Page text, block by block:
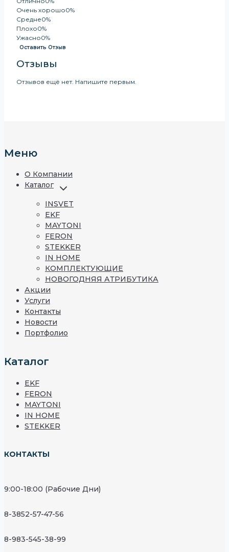
из
5
Очень хорошо0%
Средне0%
Плохо0%
Ужасно0%
Оставить Отзыв
Отзывы
Отзывов ещё нет. Напишите первым.
Меню
О Компании
Каталог
Развернуть
Дочернее
INSVET
EKF
MAYTONI
FERON
STEKKER
IN HOME
КОМПЛЕКТУЮЩИЕ
НОВОГОДНЯЯ АТРИБУТИКА
Акции
Услуги
Контакты
Новости
Портфолио
Каталог
EKF
FERON
MAYTONI
IN HOME
STEKKER
КОНТАКТЫ
9:00-18:00 (Рабочие Дни)
8-3852-57-47-56
8-983-545-38-99